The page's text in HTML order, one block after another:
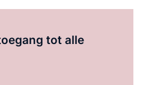
tot alle